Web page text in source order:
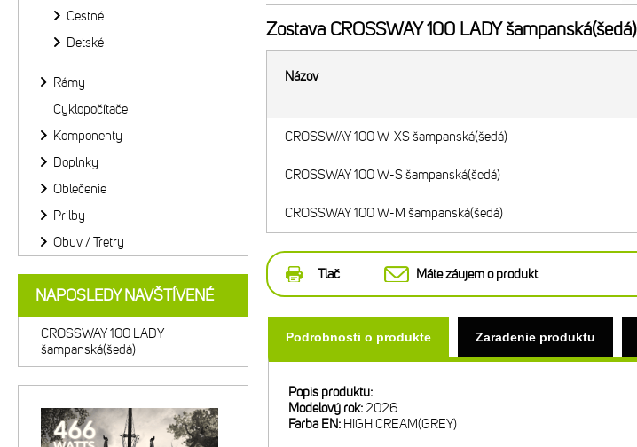
Zostava CROSSWAY 100 LADY šampanská(šedá)
Názov
CROSSWAY 100 W-XS šampanská(šedá)
CROSSWAY 100 W-S šampanská(šedá)
CROSSWAY 100 W-M šampanská(šedá)
Tlač Máte záujem o produkt
Podrobnosti o produkte Zaradenie produktu
Popis produktu:
Modelový rok:2026
Farba EN: HIGH CREAM(GREY)
Cestné
Detské
Rámy
Cyklopočítače
Komponenty
Doplnky
Oblečenie
Prilby
Obuv / Tretry
NAPOSLEDY NAVŠTÍVENÉ
CROSSWAY 100 LADY
šampanská(šedá)